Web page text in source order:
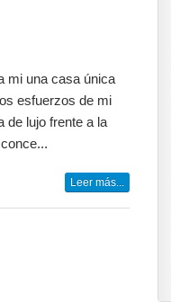
mi una casa única
esfuerzos de mi
de lujo frente a la
Leer más...